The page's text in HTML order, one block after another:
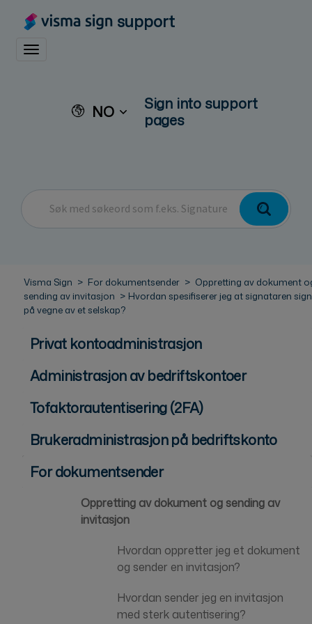
support
Toggle navigation
NO
Sign into support
pages
Visma Sign For dokumentsender
Oppretting av dokument
sending av invitasjon
Hvordan spesifiserer jeg at signataren
på vegne av et selskap?
Privat kontoadministrasjon
Administrasjon av bedriftskontoer
Tofaktorautentisering (2FA)
Brukeradministrasjon på bedriftskonto
For dokumentsender
Oppretting av dokument og sending av
invitasjon
Hvordan oppretter jeg et dokument
og sender en invitasjon?
Hvordan sender jeg en invitasjon
med sterk autentisering?